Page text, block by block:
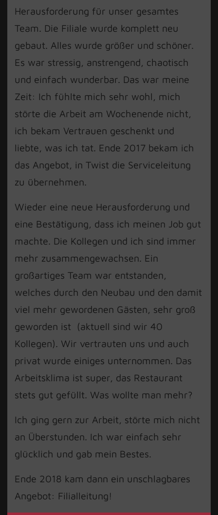
Herausforderung für unser gesamtes
Team. Die Filiale wurde komplett neu
gebaut. Alles wurde größer und schöner.
Es war stressig, anstrengend, chaotisch
und einfach wunderbar. Das war meine
Zeit: Ich fühlte mich sehr wohl, mich
störte die Arbeit am Wochenende nicht,
ich bekam Vertrauen geschenkt und
liebte, was ich tat. Ende 2017 bekam ich
das Angebot, in Twist die Serviceleitung
zu übernehmen.
Wieder eine neue Herausforderung und
eine Bestätigung, dass ich meinen Job gut
machte. Die Kollegen und ich sind immer
mehr zusammengewachsen. Ein
großartiges Team war entstanden,
welches durch den Neubau und den damit
viel mehr gewordenen Gästen, sehr groß
geworden ist (aktuell sind wir 40
Kollegen). Wir vertrauten uns und auch
privat wurde einiges unternommen. Das
Arbeitsklima ist super, das Restaurant
stets gut gefüllt. Was wollte man mehr?
Ich ging gern zur Arbeit, störte mich nicht
an Überstunden. Ich war einfach sehr
glücklich und gab mein Bestes.
Ende 2018 kam dann ein unschlagbares
Angebot: Filialleitung!